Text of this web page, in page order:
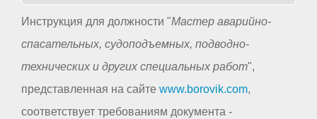
Инструкция для должности "Мастер аварийно-
спасательных, судоподъемных, подводно-
технических и других специальных работ",
представленная на сайте www.borovik.com,
соответствует требованиям документа -